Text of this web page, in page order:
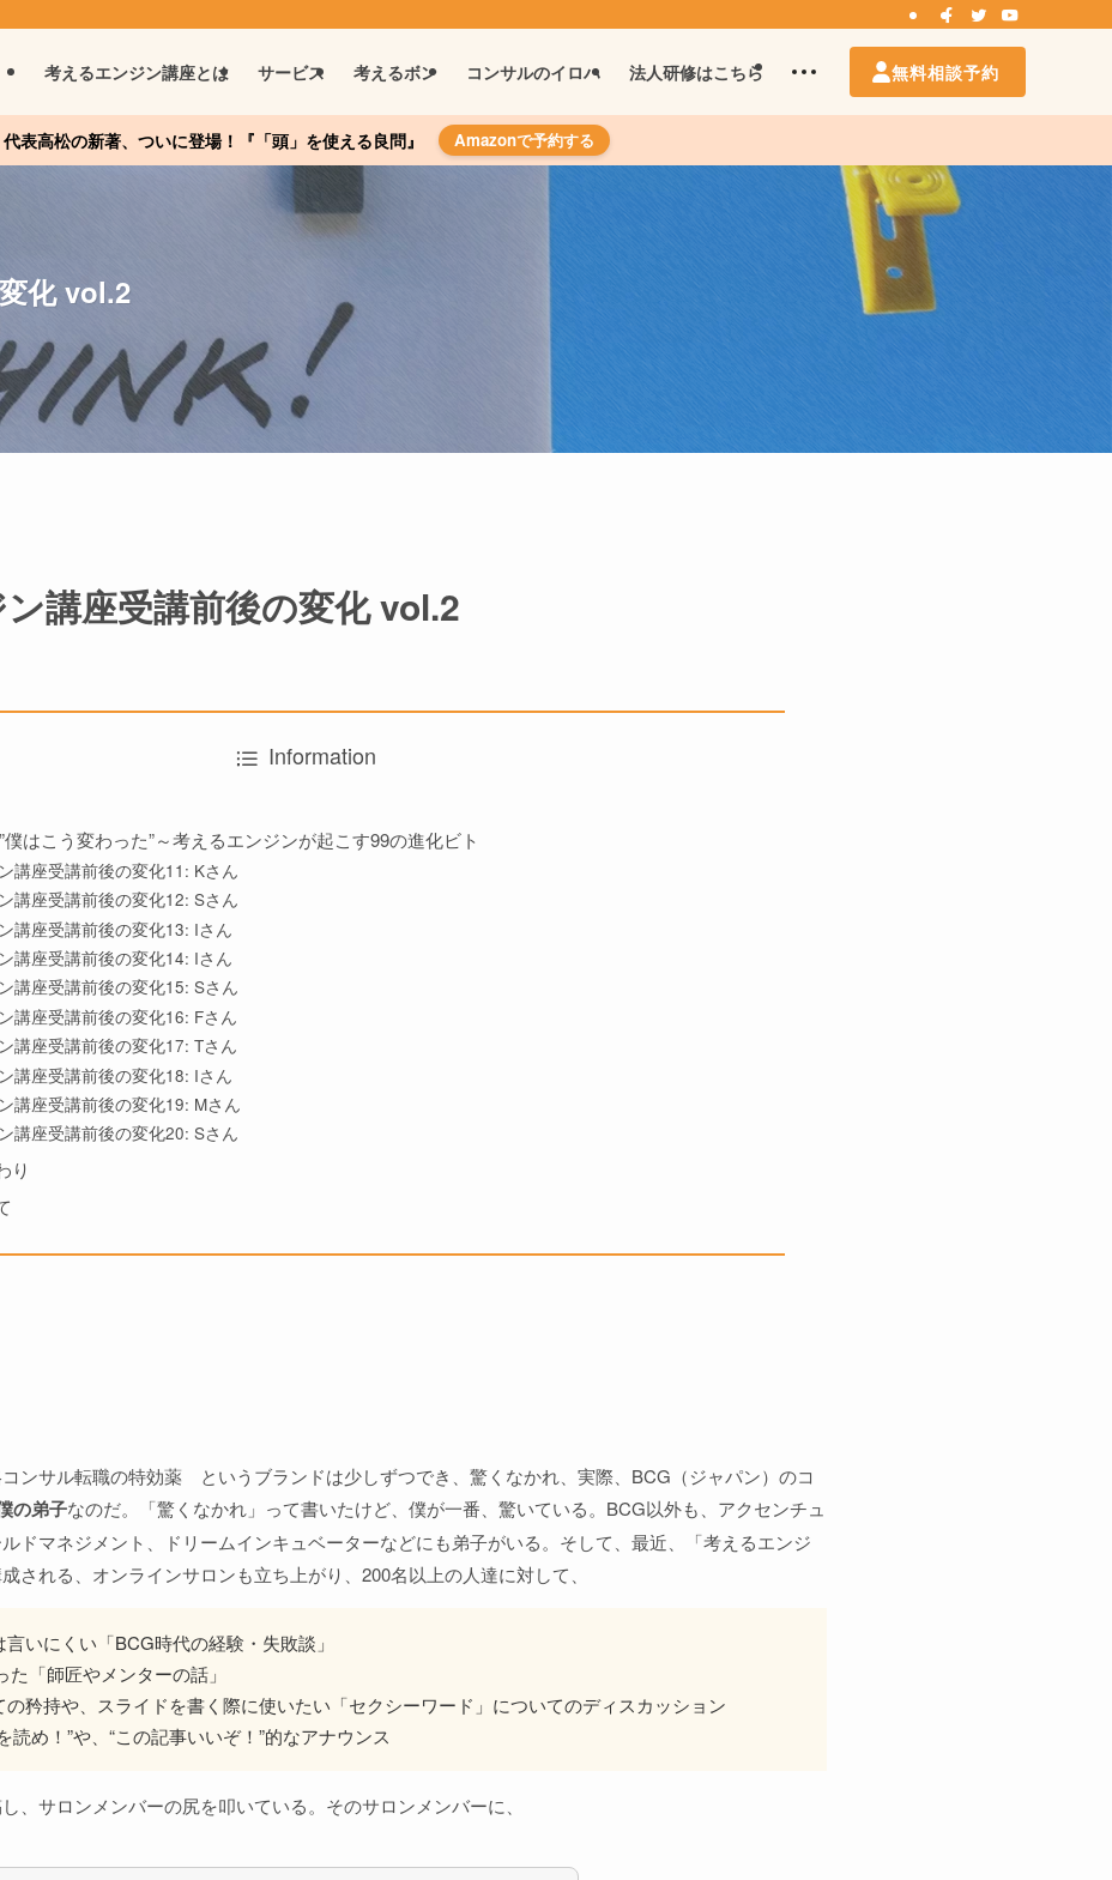
考えるエンジン講座とは サービス 考えるボン コンサルのイロハ 法人研修はこちら 無料相談予約
代表高松の新著、ついに登場！『「頭」を使える良問』 Amazonで予約する
化 vol.2
講座受講前後の変化 vol.2
Information
はこう変わった”～考えるエンジンが起こす99の進化ビト
講座受講前後の変化11: Kさん
講座受講前後の変化12: Sさん
講座受講前後の変化13: Iさん
講座受講前後の変化14: Iさん
講座受講前後の変化15: Sさん
講座受講前後の変化16: Fさん
講座受講前後の変化17: Tさん
講座受講前後の変化18: Iさん
講座受講前後の変化19: Mさん
講座受講前後の変化20: Sさん
り
ンサル転職の特効薬 というブランドは少しずつでき、驚くなかれ、実際、BCG（ジャパン）のコ
の弟子なのだ。「驚くなかれ」って書いたけど、僕が一番、驚いている。BCG以外も、アクセンチュ
ドマネジメント、ドリームインキュベーターなどにも弟子がいる。そして、最近、「考えるエンジ
される、オンラインサロンも立ち上がり、200名以上の人達に対して、
いにくい「BCG時代の経験・失敗談」
「師匠やメンターの話」
の矜持や、スライドを書く際に使いたい「セクシーワード」についてのディスカッション
読め！”や、“この記事いいぞ！”的なアナウンス
、サロンメンバーの尻を叩いている。そのサロンメンバーに、